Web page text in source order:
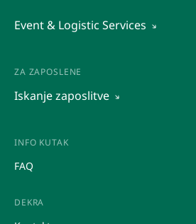
Outsourcing
Event & Logistic Services
Raziskava trga
Promocije
ZA ZAPOSLENE
Iskanje zaposlitve
Posredovanje
Študentska dela
INFO KUTAK
FAQ
DEKRA